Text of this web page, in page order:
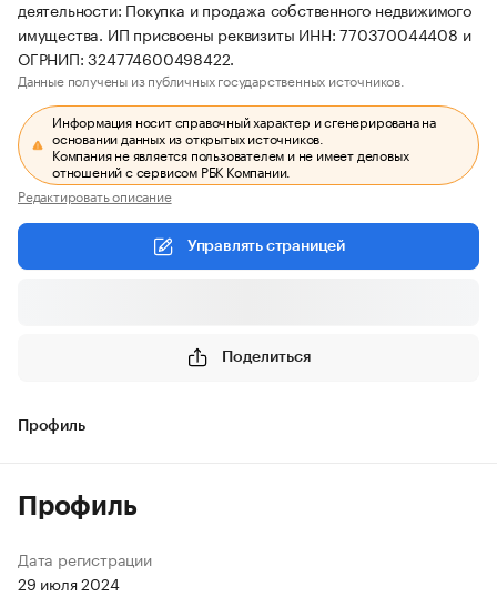
деятельности: Покупка и продажа собственного недвижимого
имущества. ИП присвоены реквизиты ИНН: 770370044408 и
ОГРНИП: 324774600498422.
Данные получены из публичных государственных источников.
Информация носит справочный характер и сгенерирована на
основании данных из открытых источников.
Компания не является пользователем и не имеет деловых
отношений с сервисом РБК Компании.
Редактировать описание
Управлять страницей
Поделиться
Профиль
Профиль
Дата регистрации
29 июля 2024